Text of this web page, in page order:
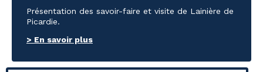
Présentation des savoir-faire et visite de Lainière de
Picardie.
> En savoir plus